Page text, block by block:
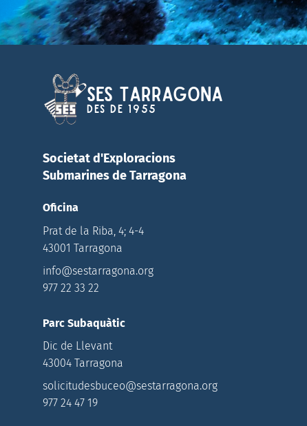
SES Tarragona
Des de 1955
Societat d'Exploracions
Submarines de Tarragona
Oficina
Prat de la Riba, 4; 4-4
43001 Tarragona
info@sestarragona.org
977 22 33 22
Parc Subaquàtic
Dic de Llevant
43004 Tarragona
solicitudesbuceo@sestarragona.org
977 24 47 19